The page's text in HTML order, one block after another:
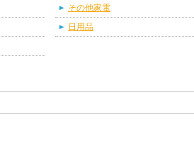
その他家電
日用品